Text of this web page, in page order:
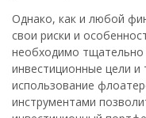
Однако, как и любой
свои риски и
необходимо
инвестиционные цели и
использование
инструментами